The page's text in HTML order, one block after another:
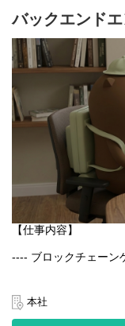
【業務内容】
- Webアプリケーショ
- GCPを用いたシステ
- チーム内外との連携
- パフォーマンス・セ
バックエンドエ
【仕事内容】
---- ブロックチェーン
通じ、プロダクトの改
ポジションです。
本社